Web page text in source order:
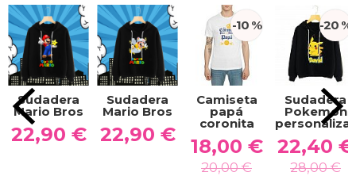
Sudadera
Mario Bros
22,90 €
Sudadera
Mario Bros
22,90 €
-10 %
Camiseta
papá
coronita
18,00 €
20,00 €
-20 %
Sudadera
Pokemon
22,40 €
28,00 €